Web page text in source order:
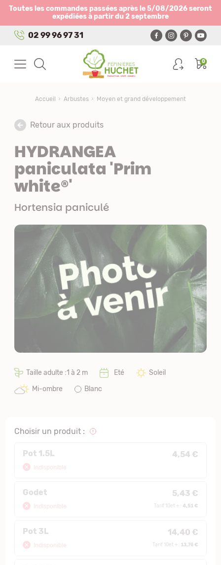
Toutes les commandes passées après le 5/08/2026 seront
expédiées à partir du 2 septembre
02 99 96 97 31
0
Accueil Arbustes Moyen et grand développement
Retour aux produits
HYDRANGEA
paniculata 'Prim
white®'
Hortensia paniculé
Taille adulte :1 à 2 m Eté
Soleil
Mi-ombre
Blanc
Choisir un produit :
Pot 1.5L 4,54 €
Indisponible
Godet 5,43 €
Indisponible Tarif 10et + : 4,51 €
Pot 3L 14,40 €
Indisponible Tarif 10et + :13,76 €
Panneau de gestion des cookies